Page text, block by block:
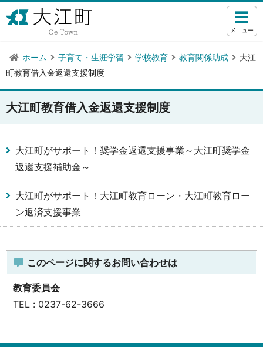
メニュー
ホーム 子育て・生涯学習 学校教育 教育関係助成
大江
町教育借入金返還支援制度
大江町教育借入金返還支援制度
大江町がサポート！奨学金返還支援事業～大江町奨学金
返還支援補助金～
大江町がサポート！大江町教育ローン・大江町教育ロー
ン返済支援事業
このページに関するお問い合わせは
教育委員会
TEL : 0237-62-3666